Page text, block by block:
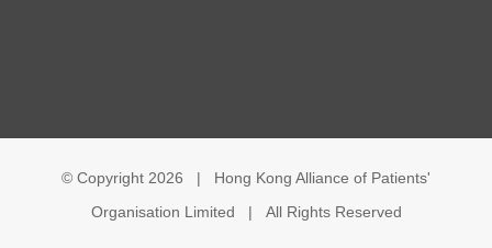
© Copyright 2026 | Hong Kong Alliance of Patients'
Organisation Limited | All Rights Reserved